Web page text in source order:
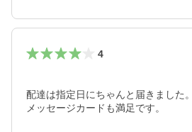
4
配達は指定日にちゃんと届きました
メッセージカードも満足です。